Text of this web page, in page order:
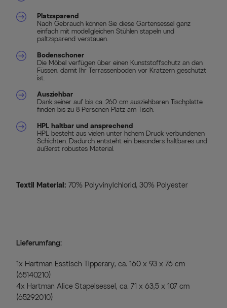
Platzsparend
Nach Gebrauch können Sie diese Gartensessel ganz
einfach mit modellgleichen Stühlen stapeln und
paltzsparend verstauen.
Bodenschoner
Die Möbel verfügen über einen Kunststoffschutz an den
Füssen, damit Ihr Terrassenboden vor Kratzern geschützt
ist.
Ausziehbar
Dank seiner auf bis ca. 260 cm ausziehbaren Tischplatte
finden bis zu 8 Personen Platz am Tisch.
HPL haltbar und ansprechend
HPL besteht aus vielen unter hohem Druck verbundenen
Schichten. Dadurch entsteht ein besonders haltbares und
äußerst robustes Material.
Textil Material: 70% Polyvinylchlorid, 30% Polyester
Lieferumfang:
1x Hartman Esstisch Tipperary, ca. 160 x 93 x 76 cm
(65140210)
4x Hartman Alice Stapelsessel, ca. 71 x 63,5 x 107 cm
(65292010)